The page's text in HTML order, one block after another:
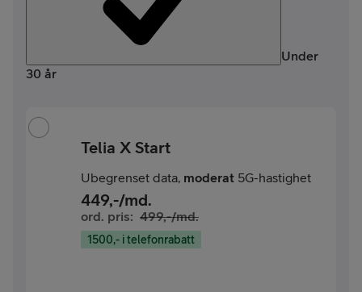
Under
30 år
Telia X Start
Ubegrenset data, moderat 5G-hastighet
449,-/md.
ord. pris: 499,-/md.
1500,- i telefonrabatt